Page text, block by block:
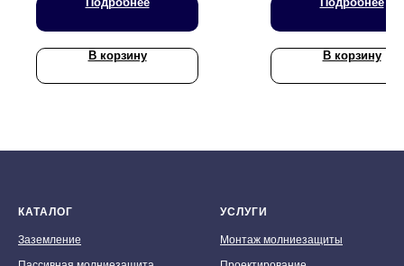
В корзину В корзину
КАТАЛОГ
Заземление
УСЛУГИ
Монтаж молниезащиты